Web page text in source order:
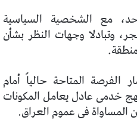
مع الشخصية السياسية
وتبادلا وجهات النظر بشأن
الفرصة المتاحة حالياً أمام
خدمى عادل يعامل المكونات
فى عموم العراق.